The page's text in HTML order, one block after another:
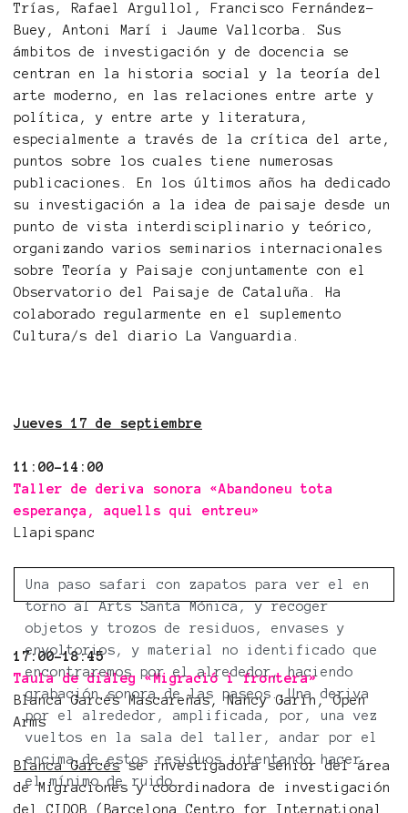
Trías, Rafael Argullol, Francisco Fernández-
Buey, Antoni Marí i Jaume Vallcorba. Sus
ámbitos de investigación y de docencia se
centran en la historia social y la teoría del
arte moderno, en las relaciones entre arte y
política, y entre arte y literatura,
especialmente a través de la crítica del arte,
puntos sobre los cuales tiene numerosas
publicaciones. En los últimos años ha dedicado
su investigación a la idea de paisaje desde un
punto de vista interdisciplinario y teórico,
organizando varios seminarios internacionales
sobre Teoría y Paisaje conjuntamente con el
Observatorio del Paisaje de Cataluña. Ha
colaborado regularmente en el suplemento
Cultura/s del diario La Vanguardia.
Jueves 17 de septiembre
11:00-14:00
Taller de deriva sonora «Abandoneu tota
esperança, aquells qui entreu»
Llapispanc
Una paso safari con zapatos para ver el en
torno al Arts Santa Mònica, y recoger
objetos y trozos de residuos, envases y
envoltorios, y material no identificado que
encontraremos por el alrededor, haciendo
grabación sonora de las paseos. Una deriva
por el alrededor, amplificada, por, una vez
vueltos en la sala del taller, andar por el
encima de estos residuos intentando hacer
el mínimo de ruido.
17:00-18:45
Taula de diàleg «Migració i frontera»
Blanca Garcés Mascareñas, Nancy Garín, Open
Arms
Blanca Garcésse investigadora sénior del área
de Migraciones y coordinadora de investigación
del CIDOB (Barcelona Centro for International